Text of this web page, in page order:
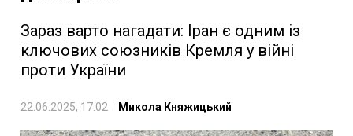
Зараз варто нагадати: Іран є одним із
ключових союзників Кремля у війні
проти України
22.06.2025, 17:02 Микола Княжицький